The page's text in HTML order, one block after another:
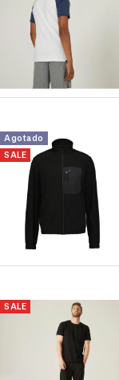
Agotado
SALE
SALE